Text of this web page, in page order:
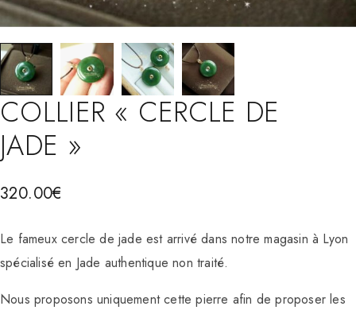
COLLIER « CERCLE DE
JADE »
320.00€
Le fameux cercle de jade est arrivé dans notre magasin à Lyon
spécialisé en Jade authentique non traité.
Nous proposons uniquement cette pierre afin de proposer les